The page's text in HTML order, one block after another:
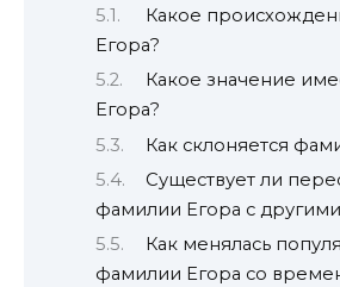
Какое
Егора?
Какое значение
Егора?
Как склоняется
Существует ли
фамилии Егора с
Как менялась
фамилии Егора со